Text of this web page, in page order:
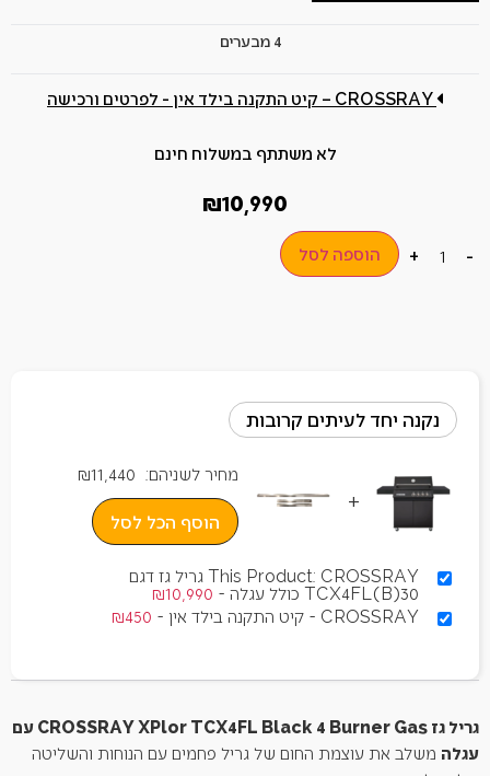
4 מבערים
CROSSRAY – קיט התקנה בילד אין - לפרטים ורכישה
לא משתתף במשלוח חינם
₪10,990
-
+ הוספה לסל
נקנה יחד לעיתים קרובות
+
מחיר לשניהם: ₪11,440
הוסף הכל לסל
This Product: CROSSRAY גריל גז דגם
TCX4FL(B)30 כולל עגלה
-
₪10,990
CROSSRAY - קיט התקנה בילד אין
-
₪450
גריל גז CROSSRAY XPlor TCX4FL Black 4 Burner Gas עם
עגלה משלב את עוצמת החום של גריל פחמים עם הנוחות והשליטה